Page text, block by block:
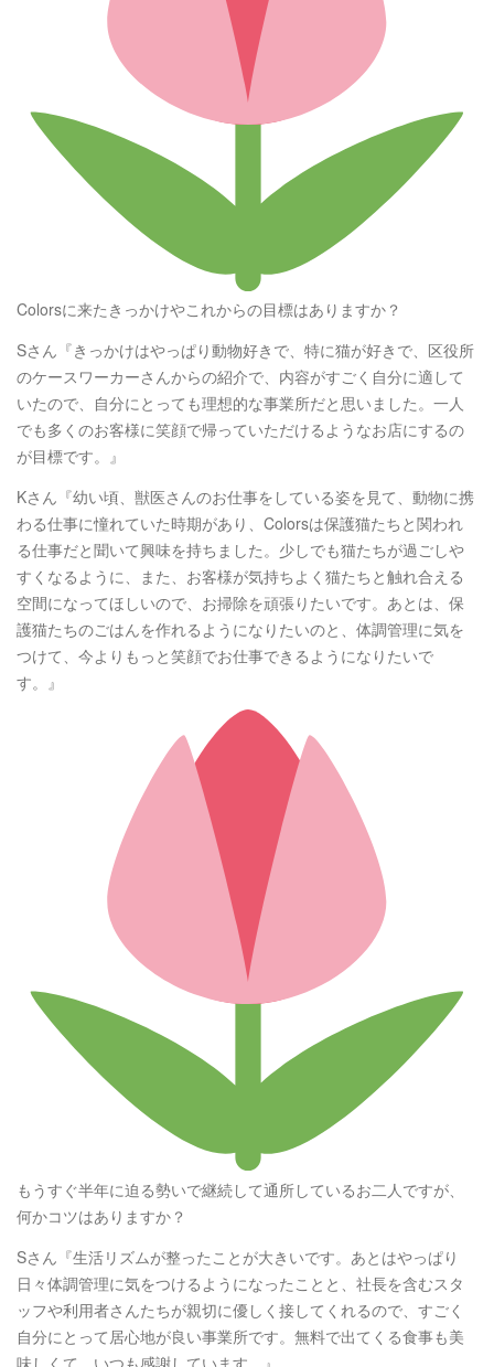
Colorsに来たきっかけやこれからの目標はありますか？
Sさん『きっかけはやっぱり動物好きで、特に猫が好きで、区役所
のケースワーカーさんからの紹介で、内容がすごく自分に適して
いたので、自分にとっても理想的な事業所だと思いました。一人
でも多くのお客様に笑顔で帰っていただけるようなお店にするの
が目標です。』
Kさん『幼い頃、獣医さんのお仕事をしている姿を見て、動物に携
わる仕事に憧れていた時期があり、Colorsは保護猫たちと関われ
る仕事だと聞いて興味を持ちました。少しでも猫たちが過ごしや
すくなるように、また、お客様が気持ちよく猫たちと触れ合える
空間になってほしいので、お掃除を頑張りたいです。あとは、保
護猫たちのごはんを作れるようになりたいのと、体調管理に気を
つけて、今よりもっと笑顔でお仕事できるようになりたいで
す。』
もうすぐ半年に迫る勢いで継続して通所しているお二人ですが、
何かコツはありますか？
Sさん『生活リズムが整ったことが大きいです。あとはやっぱり
日々体調管理に気をつけるようになったことと、社長を含むスタ
ッフや利用者さんたちが親切に優しく接してくれるので、すごく
自分にとって居心地が良い事業所です。無料で出てくる食事も美
味しくて、いつも感謝しています。』